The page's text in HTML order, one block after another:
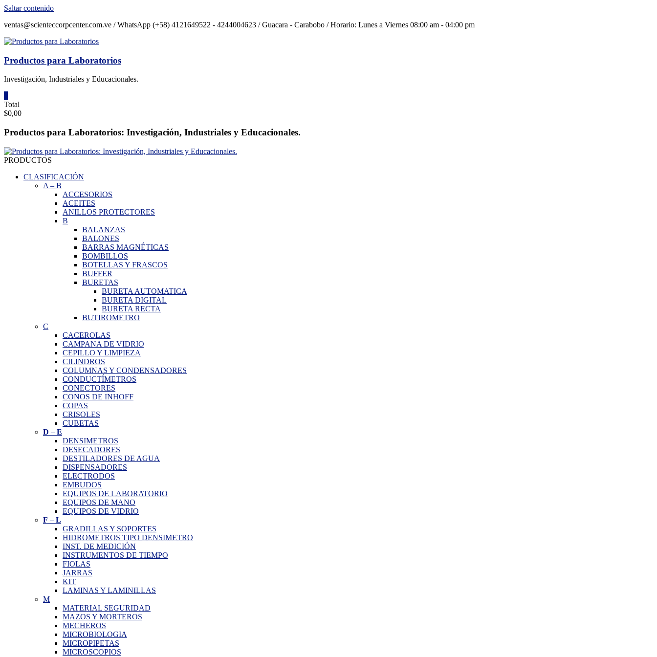
Saltar contenido
ventas@scienteccorpcenter.com.ve / WhatsApp (+58) 4121649522 - 4244004623 / Guacara - Carabobo / Horario: Lunes a Viernes 08:00 am - 04:00 pm
Productos para Laboratorios
Investigación, Industriales y Educacionales.
Total
$0,00
Productos para Laboratorios: Investigación, Industriales y Educacionales.
PRODUCTOS
CLASIFICACIÓN
A – B
ACCESORIOS
ACEITES
ANILLOS PROTECTORES
B
BALANZAS
BALONES
BARRAS MAGNÉTICAS
BOMBILLOS
BOTELLAS Y FRASCOS
BUFFER
BURETAS
BURETA AUTOMATICA
BURETA DIGITAL
BURETA RECTA
BUTIROMETRO
C
CACEROLAS
CAMPANA DE VIDRIO
CEPILLO Y LIMPIEZA
CILINDROS
COLUMNAS Y CONDENSADORES
CONDUCTÍMETROS
CONECTORES
CONOS DE INHOFF
COPAS
CRISOLES
CUBETAS
D – E
DENSIMETROS
DESECADORES
DESTILADORES DE AGUA
DISPENSADORES
ELECTRODOS
EMBUDOS
EQUIPOS DE LABORATORIO
EQUIPOS DE MANO
EQUIPOS DE VIDRIO
F – L
GRADILLAS Y SOPORTES
HIDROMETROS TIPO DENSIMETRO
INST. DE MEDICIÓN
INSTRUMENTOS DE TIEMPO
FIOLAS
JARRAS
KIT
LAMINAS Y LAMINILLAS
M
MATERIAL SEGURIDAD
MAZOS Y MORTEROS
MECHEROS
MICROBIOLOGIA
MICROPIPETAS
MICROSCOPIOS